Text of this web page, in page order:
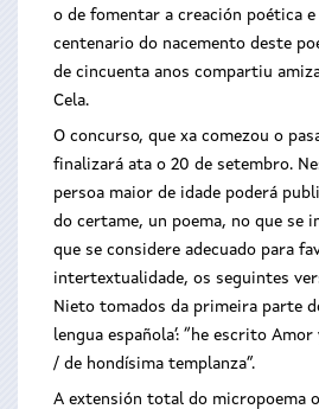
o de fomentar a creación poética
centenario do nacemento deste
de cincuenta anos compartiu
Cela.
O concurso, que xa comezou o
finalizará ata o 20 de setembro.
persoa maior de idade poderá
do certame, un poema, no que se
que se considere adecuado para
intertextualidade, os seguintes
Nieto tomados da primeira parte
lengua española’: “he escrito
/ de hondísima templanza”.
A extensión total do micropoema